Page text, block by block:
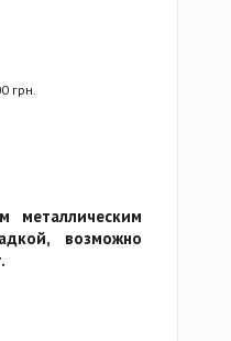
грн.
возможно